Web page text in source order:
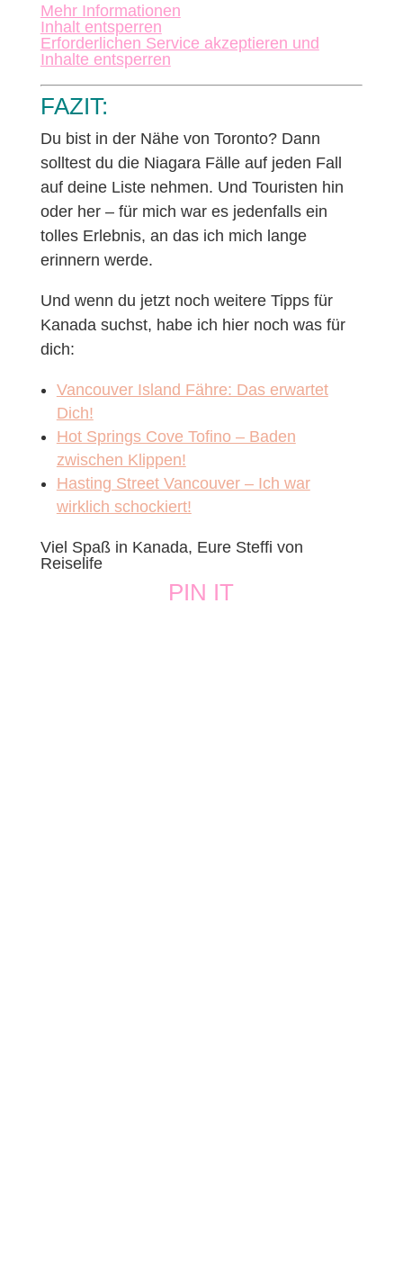
Mehr Informationen
Inhalt entsperren
Erforderlichen Service akzeptieren und
Inhalte entsperren
FAZIT:
Du bist in der Nähe von Toronto? Dann
solltest du die Niagara Fälle auf jeden Fall
auf deine Liste nehmen. Und Touristen hin
oder her – für mich war es jedenfalls ein
tolles Erlebnis, an das ich mich lange
erinnern werde.
Und wenn du jetzt noch weitere Tipps für
Kanada suchst, habe ich hier noch was für
dich:
Vancouver Island Fähre: Das erwartet
Dich!
Hot Springs Cove Tofino – Baden
zwischen Klippen!
Hasting Street Vancouver – Ich war
wirklich schockiert!
Viel Spaß in Kanada, Eure Steffi von
Reiselife
PIN IT